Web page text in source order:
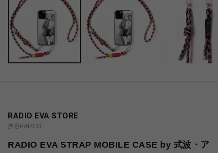
-
RADIO EVA STORE
渋谷PARCO
RADIO EVA STRAP MOBILE CASE by 式波・ア